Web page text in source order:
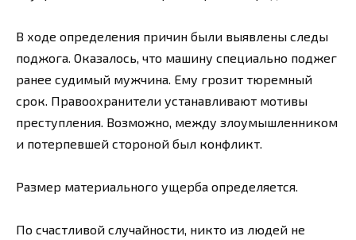
В ходе определения причин были выявлены следы
поджога. Оказалось, что машину специально поджег
ранее судимый мужчина. Ему грозит тюремный
срок. Правоохранители устанавливают мотивы
преступления. Возможно, между злоумышленником
и потерпевшей стороной был конфликт.
Размер материального ущерба определяется.
По счастливой случайности, никто из людей не